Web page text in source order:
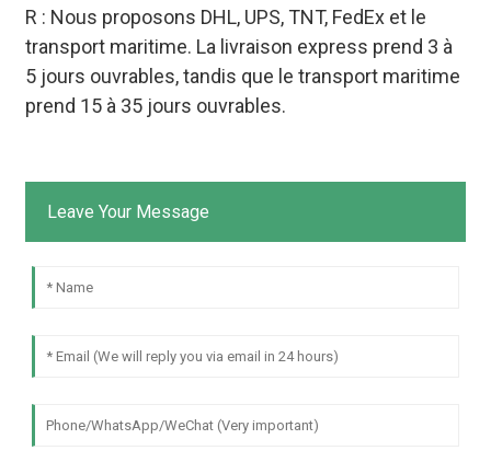
R : Nous proposons DHL, UPS, TNT, FedEx et le
transport maritime. La livraison express prend 3 à
5 jours ouvrables, tandis que le transport maritime
prend 15 à 35 jours ouvrables.
Leave Your Message